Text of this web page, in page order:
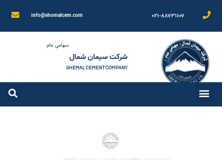
۰۲۱-۸۸۷۳۱۱۰۷ info@shomalcem.com
سهامی عام
شرکت سیمان شمال
SHEMAL CEMENT COMPANY